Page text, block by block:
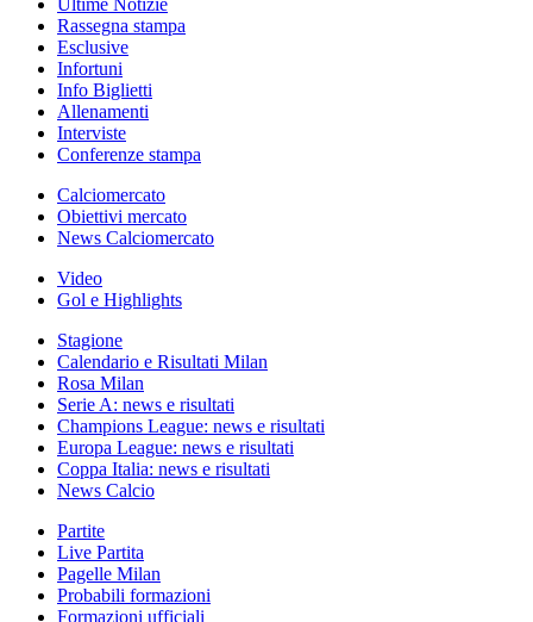
Ultime Notizie
Rassegna stampa
Esclusive
Infortuni
Info Biglietti
Allenamenti
Interviste
Conferenze stampa
Calciomercato
Obiettivi mercato
News Calciomercato
Video
Gol e Highlights
Stagione
Calendario e Risultati Milan
Rosa Milan
Serie A: news e risultati
Champions League: news e risultati
Europa League: news e risultati
Coppa Italia: news e risultati
News Calcio
Partite
Live Partita
Pagelle Milan
Probabili formazioni
Formazioni ufficiali